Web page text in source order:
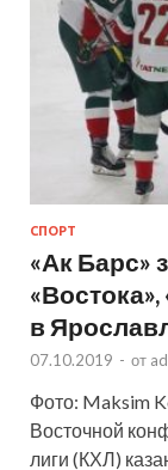
СПОРТ
«Ак Барс»
в
07.10.2019 - от
Фото: Maksim
Восточной
лиги (КХЛ)